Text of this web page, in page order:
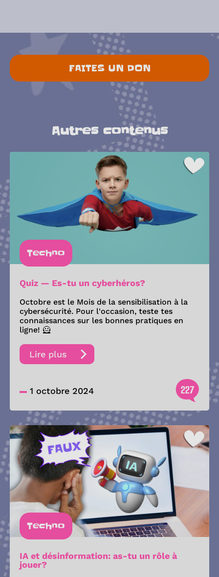
FAITES UN DON
Autres contenus
Techno
Quiz — Es-tu un cyberhéros?
Octobre est le Mois de la sensibilisation à la
cybersécurité. Pour l'occasion, teste tes
connaissances sur les bonnes pratiques en
ligne! 🦸
Lire plus
1 octobre 2024 227
Techno
IA et désinformation: as-tu un rôle à
jouer?